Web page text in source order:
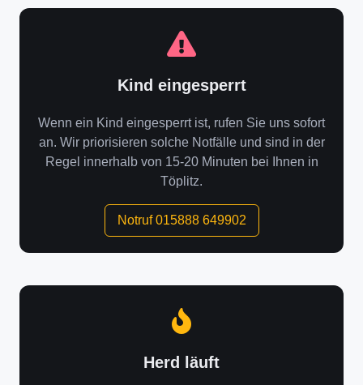
Kind eingesperrt
Wenn ein Kind eingesperrt ist, rufen Sie uns sofort
an. Wir priorisieren solche Notfälle und sind in der
Regel innerhalb von 15-20 Minuten bei Ihnen in
Töplitz.
Notruf 015888 649902
Herd läuft